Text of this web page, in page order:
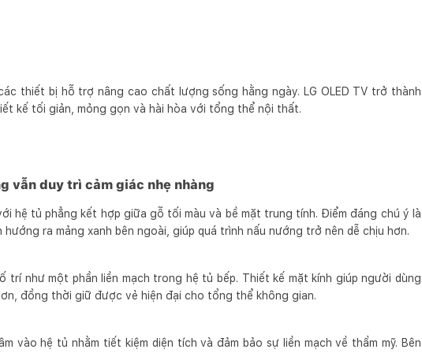
thiết bị hỗ trợ nâng cao chất lượng sống hằng ngày. LG OLED TV trở thành
kế tối giản, mỏng gọn và hài hòa với tổng thể nội thất.
vẫn duy trì cảm giác nhẹ nhàng
hệ tủ phẳng kết hợp giữa gỗ tối màu và bề mặt trung tính. Điểm đáng chú ý là
ra mảng xanh bên ngoài, giúp quá trình nấu nướng trở nên dễ chịu hơn.
trí như một phần liền mạch trong hệ tủ bếp. Thiết kế mặt kính giúp người dùng
đồng thời giữ được vẻ hiện đại cho tổng thể không gian.
vào hệ tủ nhằm tiết kiệm diện tích và đảm bảo sự liền mạch về thẩm mỹ. Bên